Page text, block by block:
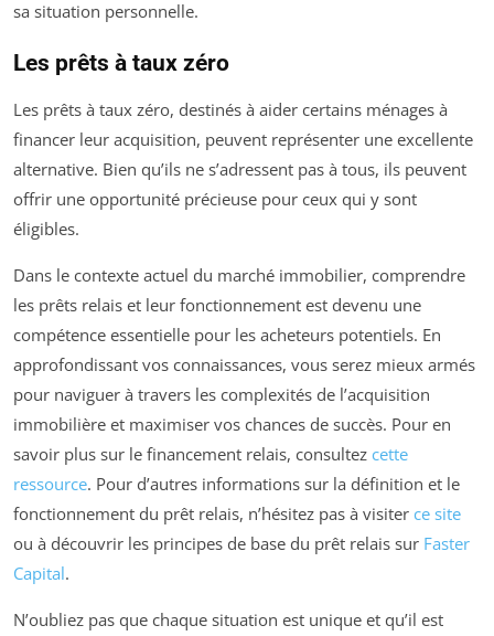
sa situation personnelle.
Les prêts à taux zéro
Les prêts à taux zéro, destinés à aider certains ménages à
financer leur acquisition, peuvent représenter une excellente
alternative. Bien qu’ils ne s’adressent pas à tous, ils peuvent
offrir une opportunité précieuse pour ceux qui y sont
éligibles.
Dans le contexte actuel du marché immobilier, comprendre
les prêts relais et leur fonctionnement est devenu une
compétence essentielle pour les acheteurs potentiels. En
approfondissant vos connaissances, vous serez mieux armés
pour naviguer à travers les complexités de l’acquisition
immobilière et maximiser vos chances de succès. Pour en
savoir plus sur le financement relais, consultez cette
ressource. Pour d’autres informations sur la définition et le
fonctionnement du prêt relais, n’hésitez pas à visiter ce site
ou à découvrir les principes de base du prêt relais sur Faster
Capital.
N’oubliez pas que chaque situation est unique et qu’il est